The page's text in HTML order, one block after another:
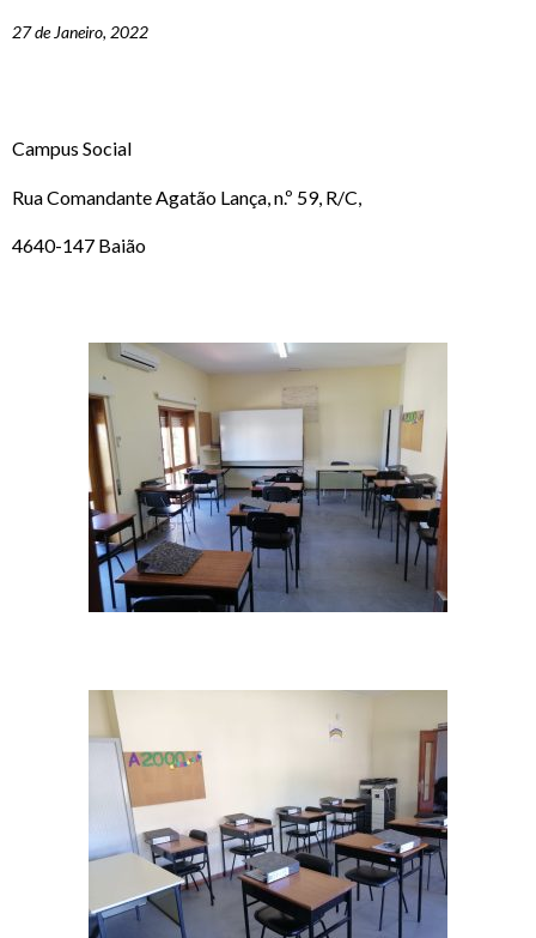
27 de Janeiro, 2022
Campus Social
Rua Comandante Agatão Lança, n.º 59, R/C,
4640-147 Baião